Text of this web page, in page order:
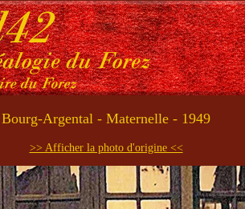
Bourg-Argental - Maternelle - 1949
>> Afficher la photo d'origine <<